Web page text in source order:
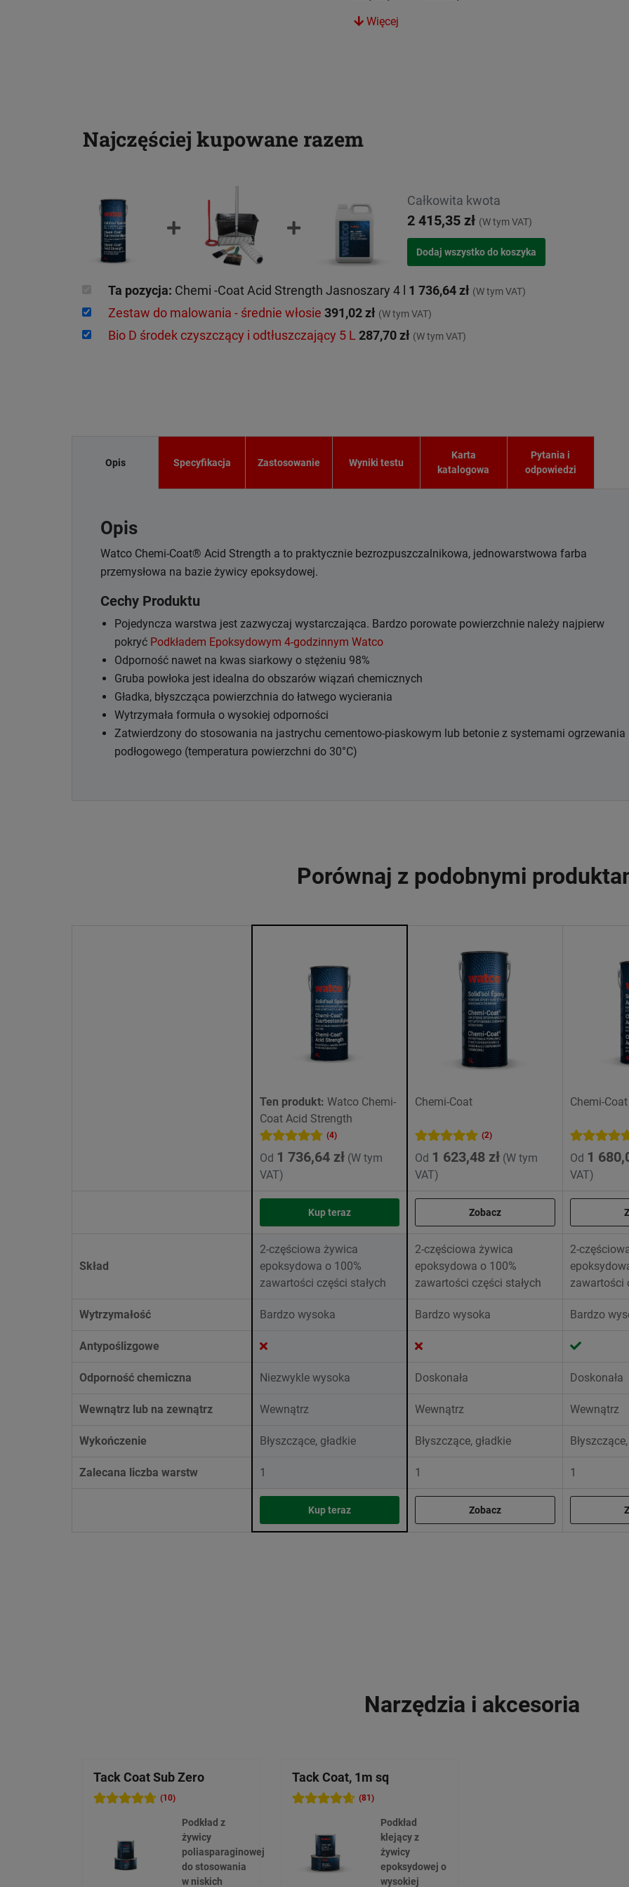
Więcej
Najczęściej kupowane razem
Całkowita kwota
2 415,35 zł (W tym VAT)
Ta pozycja: Chemi -Coat Acid Strength Jasnoszary 4 l 1 736,64 zł (W tym VAT)
Zestaw do malowania - średnie włosie 391,02 zł (W tym VAT)
Bio D środek czyszczący i odtłuszczający 5 L 287,70 zł (W tym VAT)
Opis Specyfikacja Zastosowanie Wyniki testu
Karta
katalogowa
Pytania i
odpowiedzi
Opis
Watco Chemi-Coat® Acid Strength a to praktycznie bezrozpuszczalnikowa, jednowarstwowa farba
przemysłowa na bazie żywicy epoksydowej.
Cechy Produktu
Pojedyncza warstwa jest zazwyczaj wystarczająca. Bardzo porowate powierzchnie należy najpierw
pokryć Podkładem Epoksydowym 4-godzinnym Watco
Odporność nawet na kwas siarkowy o stężeniu 98%
Gruba powłoka jest idealna do obszarów wiązań chemicznych
Gładka, błyszcząca powierzchnia do łatwego wycierania
Wytrzymała formuła o wysokiej odporności
Zatwierdzony do stosowania na jastrychu cementowo-piaskowym lub betonie z systemami ogrzewania
podłogowego (temperatura powierzchni do 30°C)
Porównaj z podobnymi
Ten produkt: Watco Chemi-
Coat Acid Strength
Chemi-Coat Chemi-
(4) (2)
Od 1 736,64 zł (W tym
VAT)
Od 1 623,48 zł (W tym
VAT)
Od 1
VAT)
Kup teraz Zobacz
Skład
2-częściowa żywica
epoksydowa o 100%
zawartości części stałych
2-częściowa żywica
epoksydowa o 100%
zawartości części stałych
2-
zawartości
Wytrzymałość Bardzo wysoka Bardzo wysoka Bardzo
Antypoślizgowe
Odporność chemiczna Niezwykle wysoka Doskonała Doskonała
Wewnątrz lub na zewnątrz Wewnątrz Wewnątrz Wewnątrz
Wykończenie Błyszczące, gładkie Błyszczące, gładkie
Zalecana liczba warstw 1 1 1
Kup teraz Zobacz
Narzędzia i akcesoria
Tack Coat Sub Zero
(10)
Podkład z
żywicy
poliasparaginowej
do stosowania
w niskich
Tack Coat, 1m sq
(81)
Podkład
klejący z
żywicy
epoksydowej o
wysokiej